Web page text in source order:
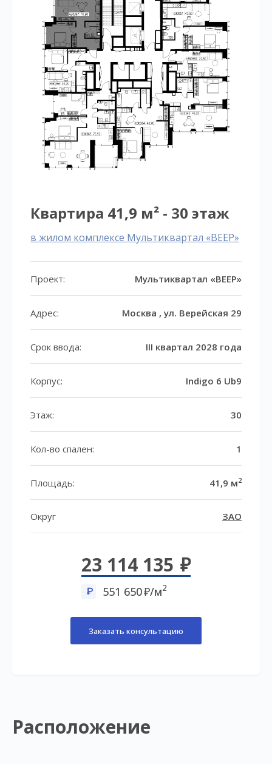
Квартира 41,9 м² - 30 этаж
в жилом комплексе Мультиквартал «ВЕЕР»
Проект: Мультиквартал «ВЕЕР»
Адрес: Москва , ул. Верейская 29
Срок ввода: III квартал 2028 года
Корпус: Indigo 6 Ub9
Этаж: 30
Кол-во спален: 1
Площадь: 41,9 м2
Округ ЗАО
23 114 135
551 650 /м2
Заказать консультацию
Расположение